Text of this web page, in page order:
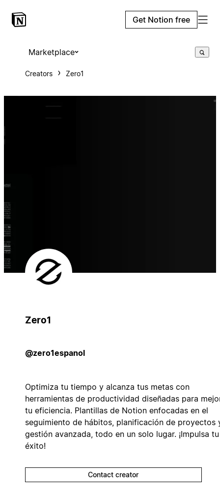
Get Notion free
Marketplace
Creators Zero1
Zero1
@zero1espanol
Optimiza tu tiempo y alcanza tus metas con
herramientas de productividad diseñadas para
tu eficiencia. Plantillas de Notion enfocadas en el
seguimiento de hábitos, planificación de proyectos
gestión avanzada, todo en un solo lugar. ¡Impulsa tu
éxito!
Contact creator